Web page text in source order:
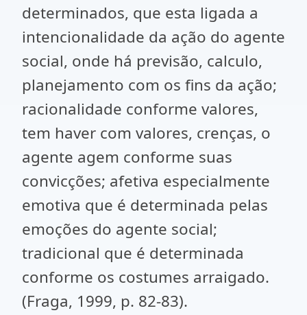
determinados, que esta ligada a
intencionalidade da ação do agente
social, onde há previsão, calculo,
planejamento com os fins da ação;
racionalidade conforme valores,
tem haver com valores, crenças, o
agente agem conforme suas
convicções; afetiva especialmente
emotiva que é determinada pelas
emoções do agente social;
tradicional que é determinada
conforme os costumes arraigado.
(Fraga, 1999, p. 82-83).